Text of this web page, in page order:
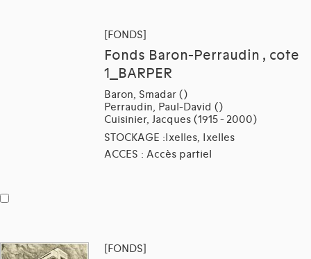
[FONDS]
Fonds Baron-Perraudin , cote
1_BARPER
Baron, Smadar ()
Perraudin, Paul-David ()
Cuisinier, Jacques (1915 - 2000)
STOCKAGE :Ixelles, Ixelles
ACCES : Accès partiel
[FONDS]